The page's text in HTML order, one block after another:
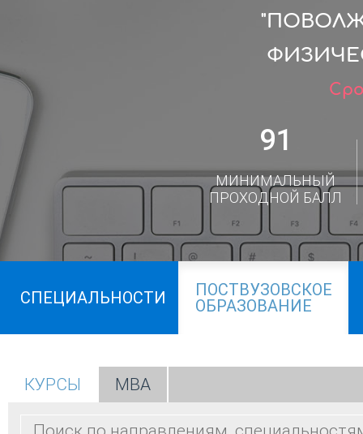
91
МИНИМАЛЬНЫЙ
ПРОХОДНОЙ БАЛЛ
СПЕЦИАЛЬНОСТИ
ПОСТВУЗОВСКОЕ
ОБРАЗОВАНИЕ
КУРСЫ МВА